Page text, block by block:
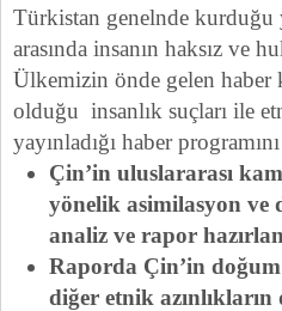
Türkistan genelnde
arasında insanın haksız ve
Ülkemizin önde gelen haber
olduğu insanlık suçları ile
yayınladığı haber
Çin’in uluslararası
yönelik asimilasyon ve
analiz ve rapor
Raporda Çin’in
diğer etnik azınlıkların